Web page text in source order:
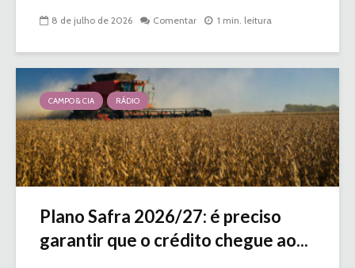
8 de julho de 2026 Comentar 1 min. leitura
CAMPO & CIA RÁDIO
Plano Safra 2026/27: é preciso
garantir que o crédito chegue ao...